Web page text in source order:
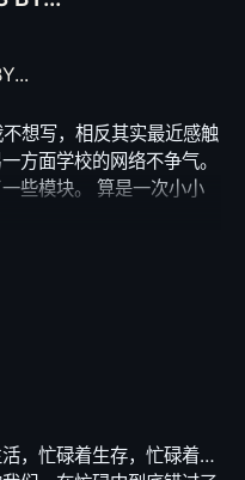
有资格说照顾别人。 昨
的手… 我知道，这个梦告
走过我的21岁，走过我人
想写，相反其实最近感触
方面学校的网络不争气。
些模块。 算是一次小小
，忙碌着生存，忙碌着…